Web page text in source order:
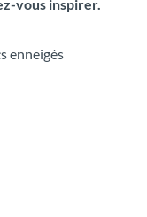
vous inspirer.
enneigés